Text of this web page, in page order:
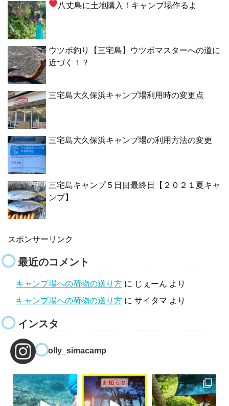
八丈島に土地購入！キャンプ場作るよ
ウツボ釣り【三宅島】ウツボマスターへの道に
近づく！？
三宅島大久保浜キャンプ場利用時の変更点
三宅島大久保浜キャンプ場の利用方法の変更
三宅島キャンプ５日目最終日【２０２１夏キャ
ンプ】
スポンサーリンク
最近のコメント
キャンプ場への荷物の送り方 に じぇーん より
キャンプ場への荷物の送り方 に サイタマ より
インスタ
molly_simacamp